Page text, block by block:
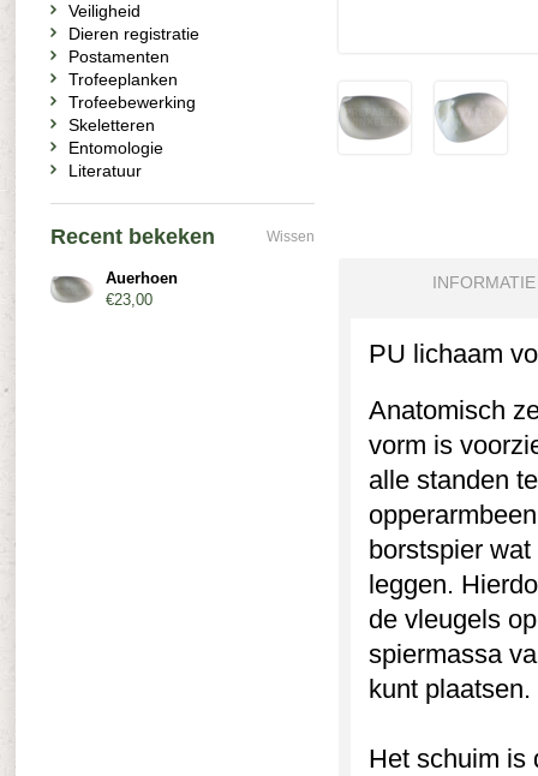
INFORMATIE
PU lichaam
Anatomisch
vorm is
alle standen
borstspier
leggen.
de vleugels
spiermassa
kunt plaatsen.
Het schuim is
Veiligheid
Dieren registratie
Postamenten
Trofeeplanken
Trofeebewerking
Skeletteren
Entomologie
Literatuur
Recent bekeken Wissen
Auerhoen
€23,00